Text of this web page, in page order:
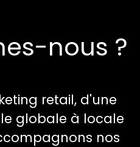
nous ?
retail, d'une
globale à locale
nos